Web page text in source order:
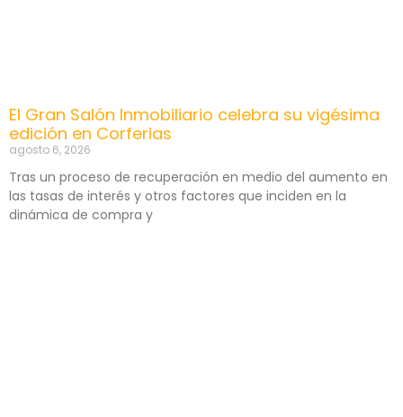
El Gran Salón Inmobiliario celebra su vigésima
edición en Corferias
agosto 6, 2026
Tras un proceso de recuperación en medio del aumento en
las tasas de interés y otros factores que inciden en la
dinámica de compra y